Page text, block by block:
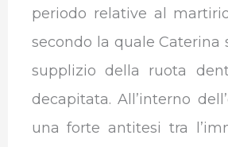
periodo relative al
secondo la quale Caterina
supplizio della ruota
decapitata. All’interno
una forte antitesi tra